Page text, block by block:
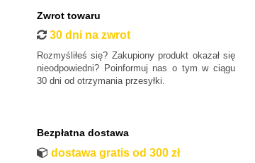
Jaguar
Jeep
Zwrot towaru
30 dni na zwrot
Rozmyśliłeś się? Zakupiony produkt okazał się
nieodpowiedni? Poinformuj nas o tym w ciągu
30 dni od otrzymania przesyłki.
Bezpłatna dostawa
dostawa gratis od 300 zł